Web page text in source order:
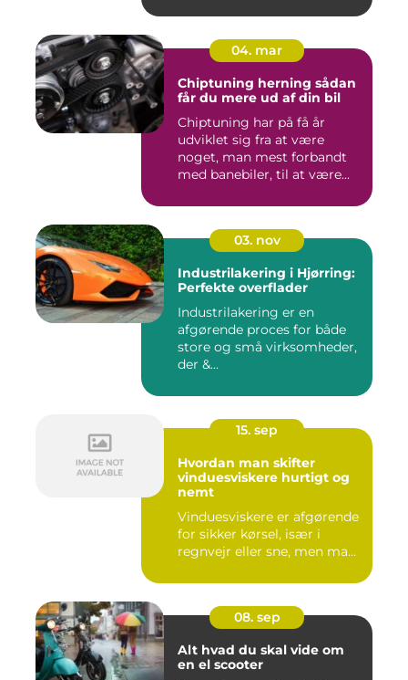
04. mar
Chiptuning herning sådan
får du mere ud af din bil
Chiptuning har på få år
udviklet sig fra at være
noget, man mest forbandt
med banebiler, til at være...
03. nov
Industrilakering i Hjørring:
Perfekte overflader
Industrilakering er en
afgørende proces for både
store og små virksomheder,
der &...
15. sep
Hvordan man skifter
vinduesviskere hurtigt og
nemt
Vinduesviskere er afgørende
for sikker kørsel, især i
regnvejr eller sne, men ma...
08. sep
Alt hvad du skal vide om
en el scooter